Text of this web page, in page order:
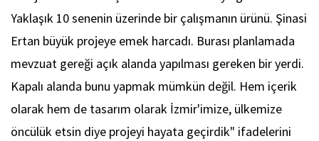
Yaklaşık 10 senenin üzerinde bir çalışmanın ürünü. Şinasi
Ertan büyük projeye emek harcadı. Burası planlamada
mevzuat gereği açık alanda yapılması gereken bir yerdi.
Kapalı alanda bunu yapmak mümkün değil. Hem içerik
olarak hem de tasarım olarak İzmir'imize, ülkemize
öncülük etsin diye projeyi hayata geçirdik" ifadelerini